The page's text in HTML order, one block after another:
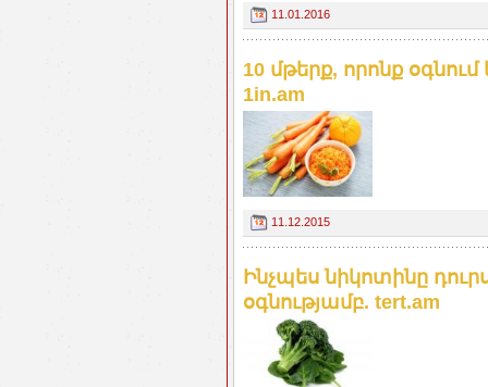
11.01.2016
10 մթերք, որոնք
1in.am
11.12.2015
Ինչպես նիկոտինը
օգնությամբ. tert.am